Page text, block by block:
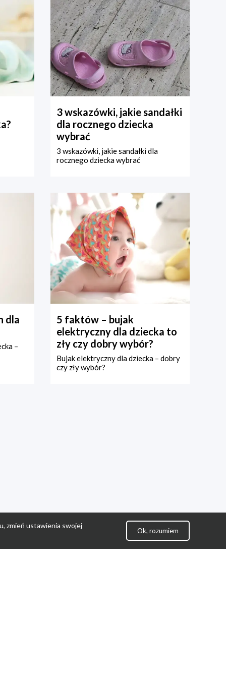
3 wskazówki, jakie sandałki
dla rocznego dziecka
wybrać
3 wskazówki, jakie sandałki dla
rocznego dziecka wybrać
dla
–
5 faktów – bujak
elektryczny dla dziecka to
zły czy dobry wybór?
Bujak elektryczny dla dziecka – dobry
czy zły wybór?
zmień ustawienia swojej
Ok, rozumiem